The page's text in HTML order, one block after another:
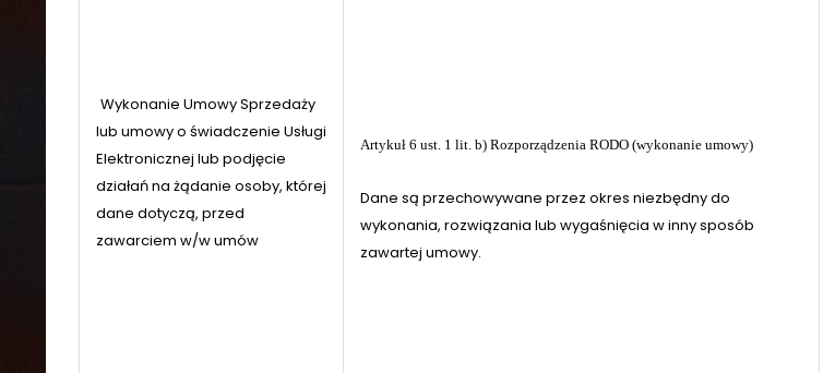
Wykonanie Umowy Sprzedaży
lub umowy o świadczenie Usługi
Elektronicznej lub podjęcie
działań na żądanie osoby, której
dane dotyczą, przed
zawarciem w/w umów
Artykuł 6 ust. 1 lit. b) Rozporządzenia RODO (wykonanie umowy)
Dane są przechowywane przez okres niezbędny do
wykonania, rozwiązania lub wygaśnięcia w inny sposób
zawartej umowy.